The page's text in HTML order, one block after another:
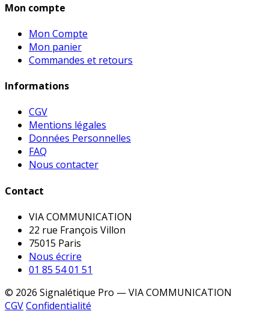
Mon compte
Mon Compte
Mon panier
Commandes et retours
Informations
CGV
Mentions légales
Données Personnelles
FAQ
Nous contacter
Contact
VIA COMMUNICATION
22 rue François Villon
75015 Paris
Nous écrire
01 85 54 01 51
© 2026 Signalétique Pro — VIA COMMUNICATION
CGVConfidentialité